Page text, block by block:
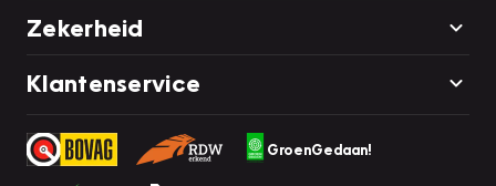
Zekerheid
Klantenservice
GroenGedaan!